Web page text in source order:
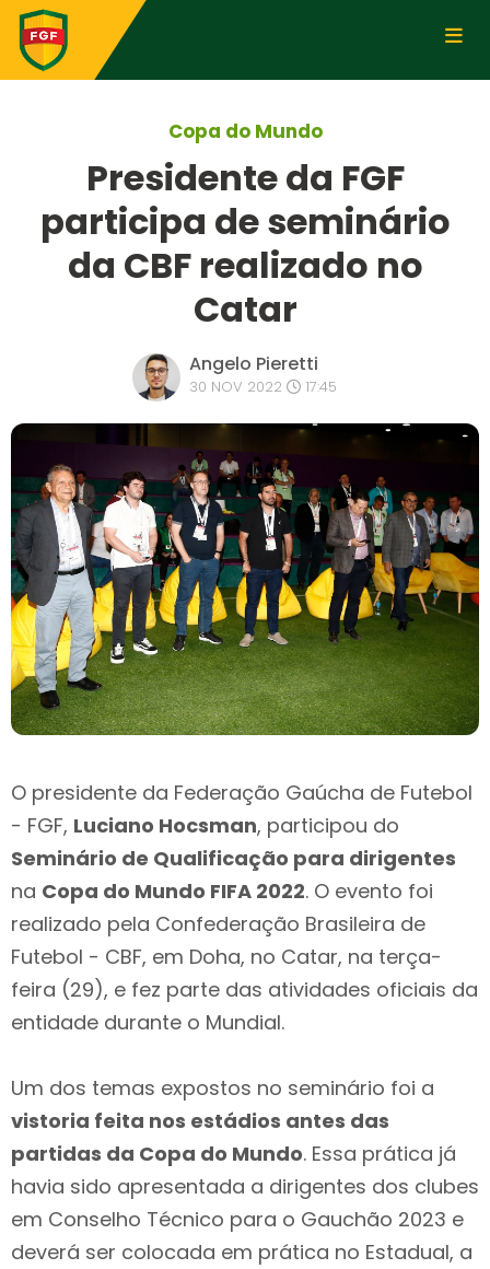
Copa do Mundo
Presidente da FGF
participa de seminário
da CBF realizado no
Catar
Angelo Pieretti
30 NOV 2022 17:45
O presidente da Federação Gaúcha de Futebol
- FGF, Luciano Hocsman, participou do
Seminário de Qualificação para dirigentes
na Copa do Mundo FIFA 2022. O evento foi
realizado pela Confederação Brasileira de
Futebol - CBF, em Doha, no Catar, na terça-
feira (29), e fez parte das atividades oficiais da
entidade durante o Mundial.
Um dos temas expostos no seminário foi a
vistoria feita nos estádios antes das
partidas da Copa do Mundo. Essa prática já
havia sido apresentada a dirigentes dos clubes
em Conselho Técnico para o Gauchão 2023 e
deverá ser colocada em prática no Estadual, a